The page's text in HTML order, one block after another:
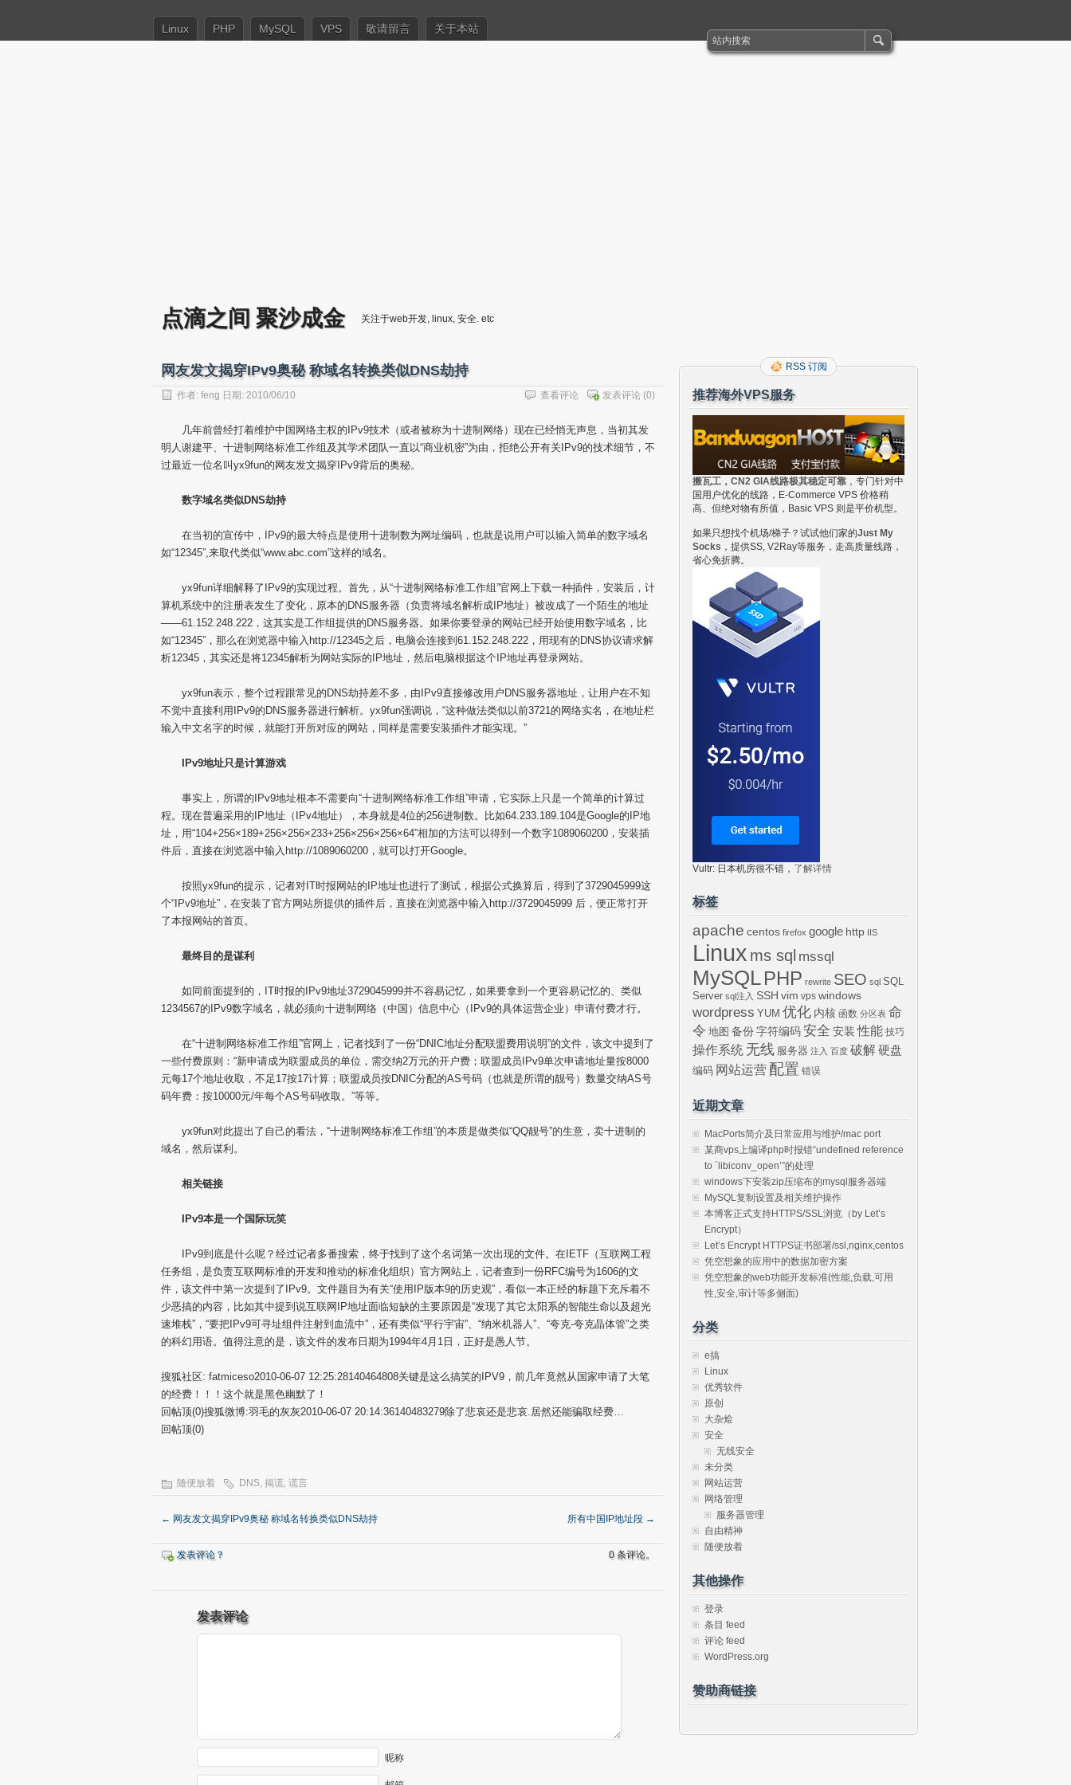
Linux PHP MySQL VPS 敬请留言 关于本站
点滴之间 聚沙成金 关注于web开发, linux, 安全. etc
网友发文揭穿IPv9奥秘 称域名转换类似DNS劫持
作者: feng 日期: 2010/06/10 发表评论 (0)
查看评论
几年前曾经打着维护中国网络主权的IPv9技术（或者被称为十进制网络）现在已经悄无声息，当初其发
明人谢建平、十进制网络标准工作组及其学术团队一直以“商业机密”为由，拒绝公开有关IPv9的技术细节，不
过最近一位名叫yx9fun的网友发文揭穿IPv9背后的奥秘。
数字域名类似DNS劫持
在当初的宣传中，IPv9的最大特点是使用十进制数为网址编码，也就是说用户可以输入简单的数字域名
如“12345”,来取代类似“www.abc.com”这样的域名。
yx9fun详细解释了IPv9的实现过程。首先，从“十进制网络标准工作组”官网上下载一种插件，安装后，计
算机系统中的注册表发生了变化，原本的DNS服务器（负责将域名解析成IP地址）被改成了一个陌生的地址
——61.152.248.222，这其实是工作组提供的DNS服务器。如果你要登录的网站已经开始使用数字域名，比
如“12345”，那么在浏览器中输入http://12345之后，电脑会连接到61.152.248.222，用现有的DNS协议请求解
析12345，其实还是将12345解析为网站实际的IP地址，然后电脑根据这个IP地址再登录网站。
yx9fun表示，整个过程跟常见的DNS劫持差不多，由IPv9直接修改用户DNS服务器地址，让用户在不知
不觉中直接利用IPv9的DNS服务器进行解析。yx9fun强调说，“这种做法类似以前3721的网络实名，在地址栏
输入中文名字的时候，就能打开所对应的网站，同样是需要安装插件才能实现。”
IPv9地址只是计算游戏
事实上，所谓的IPv9地址根本不需要向“十进制网络标准工作组”申请，它实际上只是一个简单的计算过
程。现在普遍采用的IP地址（IPv4地址），本身就是4位的256进制数。比如64.233.189.104是Google的IP地
址，用“104+256×189+256×256×233+256×256×256×64”相加的方法可以得到一个数字1089060200，安装插
件后，直接在浏览器中输入http://1089060200，就可以打开Google。
按照yx9fun的提示，记者对IT时报网站的IP地址也进行了测试，根据公式换算后，得到了3729045999这
个“IPv9地址”，在安装了官方网站所提供的插件后，直接在浏览器中输入http://3729045999 后，便正常打开
了本报网站的首页。
最终目的是谋利
如同前面提到的，IT时报的IPv9地址3729045999并不容易记忆，如果要拿到一个更容易记忆的、类似
1234567的IPv9数字域名，就必须向十进制网络（中国）信息中心（IPv9的具体运营企业）申请付费才行。
在“十进制网络标准工作组”官网上，记者找到了一份“DNIC地址分配联盟费用说明”的文件，该文中提到了
一些付费原则：“新申请成为联盟成员的单位，需交纳2万元的开户费；联盟成员IPv9单次申请地址量按8000
元每17个地址收取，不足17按17计算；联盟成员按DNIC分配的AS号码（也就是所谓的靓号）数量交纳AS号
码年费：按10000元/年每个AS号码收取。”等等。
yx9fun对此提出了自己的看法，“十进制网络标准工作组”的本质是做类似“QQ靓号”的生意，卖十进制的
域名，然后谋利。
相关链接
IPv9本是一个国际玩笑
IPv9到底是什么呢？经过记者多番搜索，终于找到了这个名词第一次出现的文件。在IETF（互联网工程
任务组，是负责互联网标准的开发和推动的标准化组织）官方网站上，记者查到一份RFC编号为1606的文
件，该文件中第一次提到了IPv9。文件题目为有关“使用IP版本9的历史观”，看似一本正经的标题下充斥着不
少恶搞的内容，比如其中提到说互联网IP地址面临短缺的主要原因是“发现了其它太阳系的智能生命以及超光
速堆栈”，“要把IPv9可寻址组件注射到血流中”，还有类似“平行宇宙”、“纳米机器人”、“夸克-夸克晶体管”之类
的科幻用语。值得注意的是，该文件的发布日期为1994年4月1日，正好是愚人节。
搜狐社区: fatmiceso2010-06-07 12:25:28140464808关键是这么搞笑的IPV9，前几年竟然从国家申请了大笔
的经费！！！这个就是黑色幽默了！
回帖顶(0)搜狐微博:羽毛的灰灰2010-06-07 20:14:36140483279除了悲哀还是悲哀.居然还能骗取经费…
回帖顶(0)
随便放着 DNS, 揭谎, 谎言
← 网友发文揭穿IPv9奥秘 称域名转换类似DNS劫持 所有中国IP地址段 →
发表评论？ 0 条评论。
发表评论
昵称
RSS 订阅
推荐海外VPS服务
搬瓦工，CN2 GIA线路极其稳定可靠 ，专门针对中
国用户优化的线路，E-Commerce VPS 价格稍
高、但绝对物有所值，Basic VPS 则是平价机型。
如果只想找个机场/梯子？试试他们家的Just My
Socks ，提供SS, V2Ray等服务，走高质量线路，
省心免折腾。
Vultr: 日本机房很不错， 了解详情
标签
apache centos firefox google http IIS
Linux ms sql mssql
MySQLPHP rewrite SEO sql SQL
Server sql注入 SSH vim vps windows
wordpress YUM 优化 内核 函数 分区表 命
令 地图 备份 字符编码 安全 安装 性能 技巧
操作系统 无线 服务器 注入 百度 破解硬盘
编码 网站运营 配置 错误
近期文章
MacPorts简介及日常应用与维护/mac port
某商vps上编译php时报错“undefined reference
to `libiconv_open’”的处理
windows下安装zip压缩布的mysql服务器端
MySQL复制设置及相关维护操作
本博客正式支持HTTPS/SSL浏览（by Let’s
Encrypt）
Let’s Encrypt HTTPS证书部署/ssl,nginx,centos
凭空想象的应用中的数据加密方案
凭空想象的web功能开发标准(性能,负载,可用
性,安全,审计等多侧面)
分类
e搞
Linux
优秀软件
原创
大杂烩
安全
无线安全
未分类
网站运营
网络管理
服务器管理
自由精神
随便放着
其他操作
登录
条目 feed
评论 feed
WordPress.org
赞助商链接